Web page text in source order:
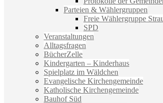
Parteien & Wählergruppen
Freie Wählergruppe
SPD
Veranstaltungen
Alltagsfragen
BücherZelle
Kindergarten – Kinderhaus
Spielplatz im Wäldchen
Evangelische Kirchengemeinde
Katholische Kirchengemeinde
Bauhof Süd